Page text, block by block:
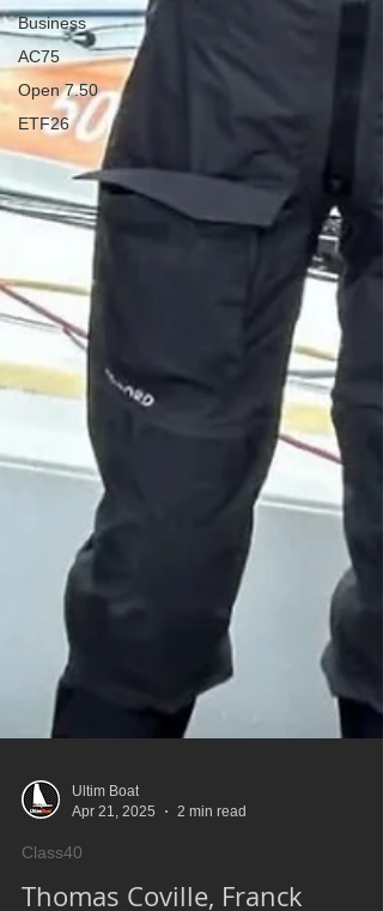
Business
AC75
Open 7.50
ETF26
Apr 21, 2025
Class40